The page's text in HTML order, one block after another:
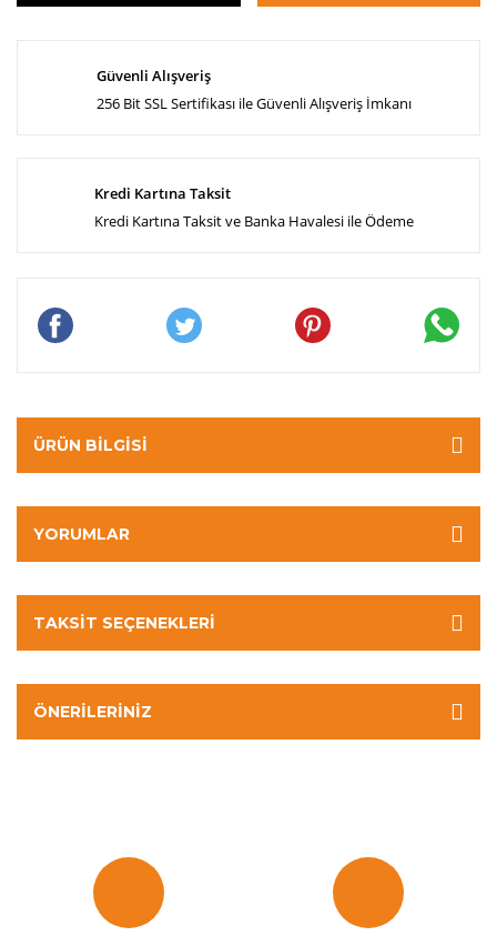
Güvenli Alışveriş
256 Bit SSL Sertifikası ile Güvenli Alışveriş İmkanı
Kredi Kartına Taksit
Kredi Kartına Taksit ve Banka Havalesi ile Ödeme
ÜRÜN BILGISI
YORUMLAR
TAKSIT SEÇENEKLERI
ÖNERILERINIZ